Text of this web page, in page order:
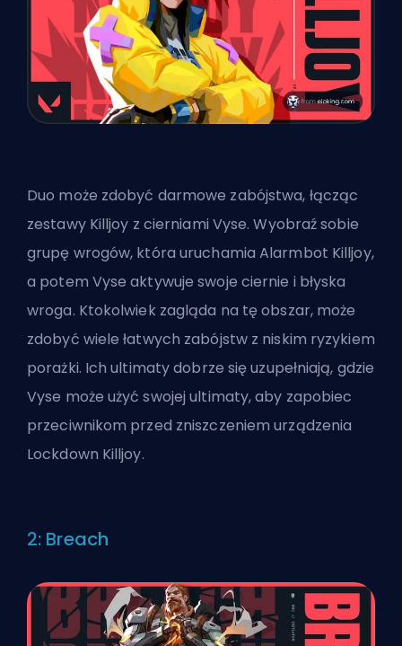
Duo może zdobyć darmowe zabójstwa, łącząc
zestawy Killjoy z cierniami Vyse. Wyobraź sobie
grupę wrogów, która uruchamia Alarmbot Killjoy,
a potem Vyse aktywuje swoje ciernie i błyska
wroga. Ktokolwiek zagląda na tę obszar, może
zdobyć wiele łatwych zabójstw z niskim ryzykiem
porażki. Ich ultimaty dobrze się uzupełniają, gdzie
Vyse może użyć swojej ultimaty, aby zapobiec
przeciwnikom przed zniszczeniem urządzenia
Lockdown Killjoy.
2: Breach